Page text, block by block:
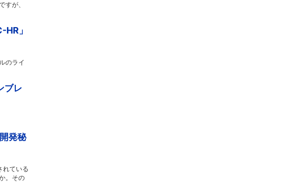
すが、
」
のライ
ブレ
発秘
れている
。その